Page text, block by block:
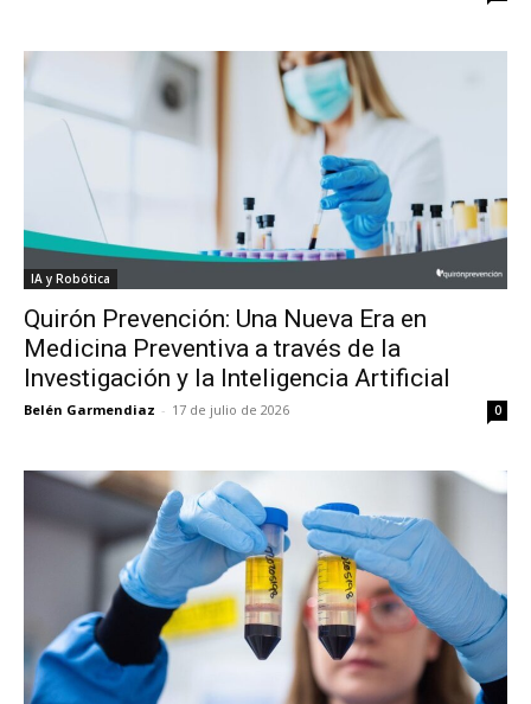
IA y Robótica
Quirón Prevención: Una Nueva Era en
Medicina Preventiva a través de la
Investigación y la Inteligencia Artificial
Belén Garmendiaz - 17 de julio de 2026 0